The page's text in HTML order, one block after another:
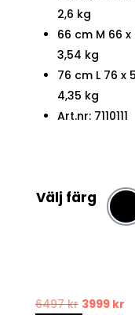
2,6 kg
66 cm M 66
3,54 kg
76 cm L 76 x
4,35 kg
Art.nr: 7110111
Välj färg
6497kr Det
3999 krDet